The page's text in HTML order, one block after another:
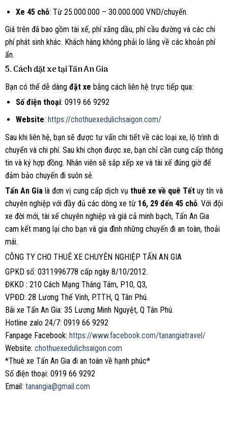
Xe 45 chỗ: Từ 25.000.000 – 30.000.000 VND/chuyến.
Giá trên đã bao gồm tài xế, phí xăng dầu, phí cầu đường và các chi
phí phát sinh khác. Khách hàng không phải lo lắng về các khoản phí
ẩn.
5. Cách đặt xe tại Tấn An Gia
Bạn có thể dễ dàng đặt xe bằng cách liên hệ trực tiếp qua:
Số điện thoại: 0919 66 9292
Website: https://chothuexedulichsaigon.com/
Sau khi liên hệ, bạn sẽ được tư vấn chi tiết về các loại xe, lộ trình di
chuyển và chi phí. Sau khi chọn được xe, bạn chỉ cần cung cấp thông
tin và ký hợp đồng. Nhân viên sẽ sắp xếp xe và tài xế đúng giờ để
đảm bảo chuyến đi suôn sẻ.
Tấn An Gia là đơn vị cung cấp dịch vụ thuê xe về quê Tết uy tín và
chuyên nghiệp với đầy đủ các dòng xe từ 16, 29 đến 45 chỗ. Với đội
xe đời mới, tài xế chuyên nghiệp và giá cả minh bạch, Tấn An Gia
cam kết mang lại cho bạn và gia đình những chuyến đi an toàn, thoải
mái.
CÔNG TY CHO THUÊ XE CHUYÊN NGHIỆP TẤN AN GIA
GPKD số: 0311996778 cấp ngày 8/10/2012.
ĐKKD : 210 Cách Mạng Tháng Tám, P10, Q3,
VPĐD: 28 Lương Thế Vinh, P.TTH, Q Tân Phú.
Bãi xe Tấn An Gia: 35 Lương Minh Nguyệt, Q Tân Phú.
Hotline zalo 24/7: 0919 66 9292
Fanpage Facebook: https://www.facebook.com/tanangiatravel/
Website: chothuexedulichsaigon.com
*Thuê xe Tấn An Gia đi an toàn về hạnh phúc*
Số điện thoại: 0919 66 9292
Email: tanangia@gmail.com